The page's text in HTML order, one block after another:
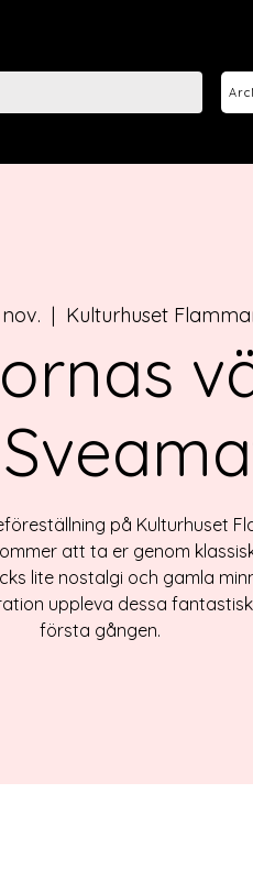
  |
Kulturhuset
på Kulturhuset
att ta er genom
lite nostalgi och gamla
uppleva dessa
första gången.